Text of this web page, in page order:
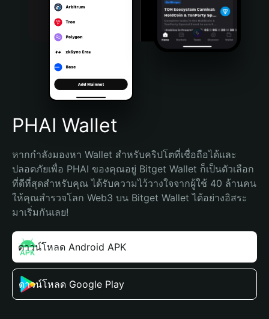
Bahasa Indonesia
Português (Brasil)
Español (Argentina)
PHAI Wallet
หากกำลังมองหา Wallet สำหรับคริปโตที่เชื่อถือได้และ
ปลอดภัยเพื่อ PHAI ของคุณอยู่ Bitget Wallet ก็เป็นตัวเลือก
ที่ดีที่สุดสำหรับคุณ ได้รับความไว้วางใจจากผู้ใช้ 40 ล้านคน
ให้คุณสำรวจโลก Web3 บน Bitget Wallet ได้อย่างอิสระ
มาเริ่มกันเลย!
ดาวน์โหลด Android APK
ดาวน์โหลด Google Play